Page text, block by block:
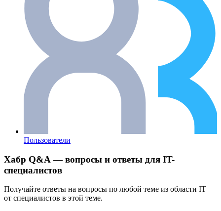
Пользователи
Хабр Q&A — вопросы и ответы для IT-
специалистов
Получайте ответы на вопросы по любой теме из области IT
от специалистов в этой теме.